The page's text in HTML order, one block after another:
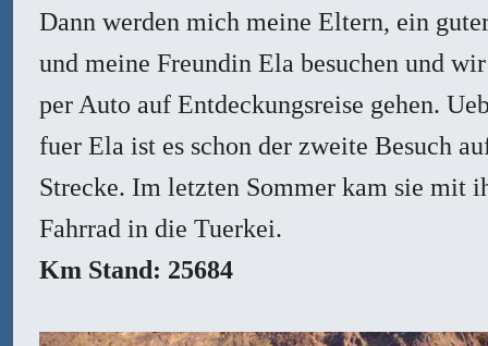
Dann werden mich meine Eltern, ein
und meine Freundin Ela besuchen und
per Auto auf Entdeckungsreise gehen.
fuer Ela ist es schon der zweite Besuch
Strecke. Im letzten Sommer kam sie mit
Fahrrad in die Tuerkei.
Km Stand: 25684